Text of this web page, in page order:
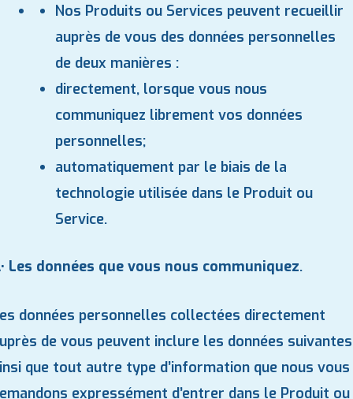
Nos Produits ou Services peuvent recueillir
auprès de vous des données personnelles
de deux manières :
directement, lorsque vous nous
communiquez librement vos données
personnelles;
automatiquement par le biais de la
technologie utilisée dans le Produit ou
Service.
Les données que vous nous communiquez.
données personnelles collectées directement
de vous peuvent inclure les données suivantes
que tout autre type d’information que nous vous
expressément d’entrer dans le Produit ou